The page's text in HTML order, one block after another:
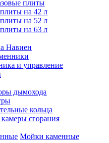
плиты
на 42 л
на 52 л
на 63 л
Навиен
и управление
дымохода
кольца
сгорания
Мойки каменные